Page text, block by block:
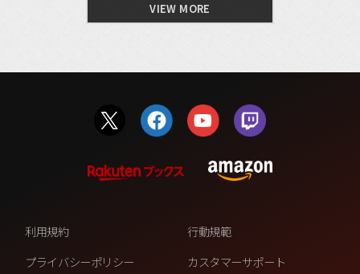
VIEW MORE
利用規約
行動規範
プライバシーポリシー
カスタマーサポート